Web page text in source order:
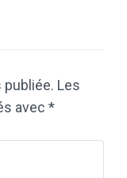
publiée. Les
avec *